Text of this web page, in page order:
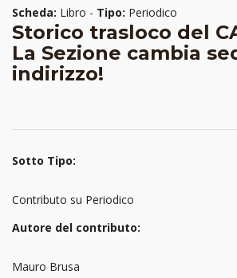
Scheda: Libro - Tipo: Periodico
Storico trasloco del
La Sezione cambia
indirizzo!
Sotto Tipo:
Contributo su Periodico
Autore del contributo:
Mauro Brusa